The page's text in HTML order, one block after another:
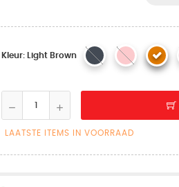
Kleur: Light Brown
LAATSTE ITEMS IN VOORRAAD